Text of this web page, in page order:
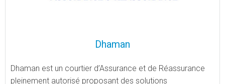
Dhaman
Dhaman est un courtier d’Assurance et de Réassurance
pleinement autorisé proposant des solutions